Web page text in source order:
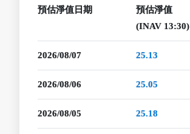
預估淨值日期
預估淨值
(INAV 13:30)
2026/08/07 25.13
2026/08/06 25.05
2026/08/05 25.18